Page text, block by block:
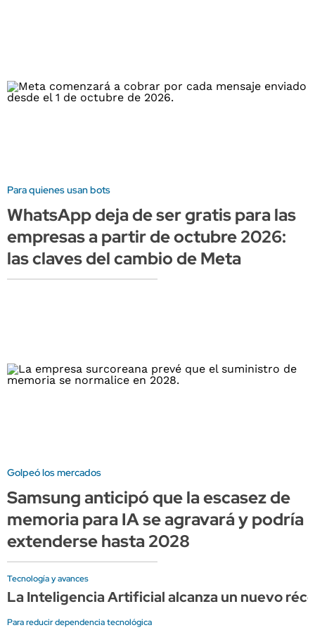
Para quienes usan bots
WhatsApp deja de ser gratis para las
empresas a partir de octubre 2026:
las claves del cambio de Meta
Golpeó los mercados
Samsung anticipó que la escasez de
memoria para IA se agravará y podría
extenderse hasta 2028
Tecnología y avances
La Inteligencia Artificial alcanza un nuevo
Para reducir dependencia tecnológica